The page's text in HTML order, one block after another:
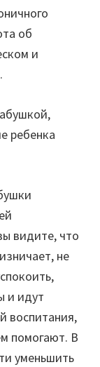
об
и
видите, что
не
и идут
воспитания,
помогают. В
уменьшить